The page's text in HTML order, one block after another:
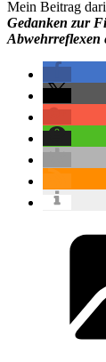
Mein Beitrag
Gedanken zur
Abwehrreflexen